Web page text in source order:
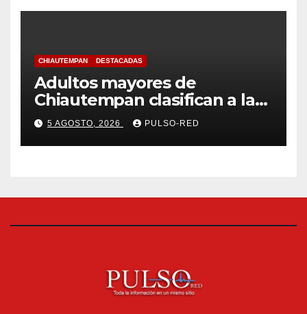
CHIAUTEMPAN DESTACADAS
Adultos mayores de
Chiautempan clasifican a la
etapa federal de las
Olimpiadas de Oro
5 AGOSTO, 2026 PULSO-RED